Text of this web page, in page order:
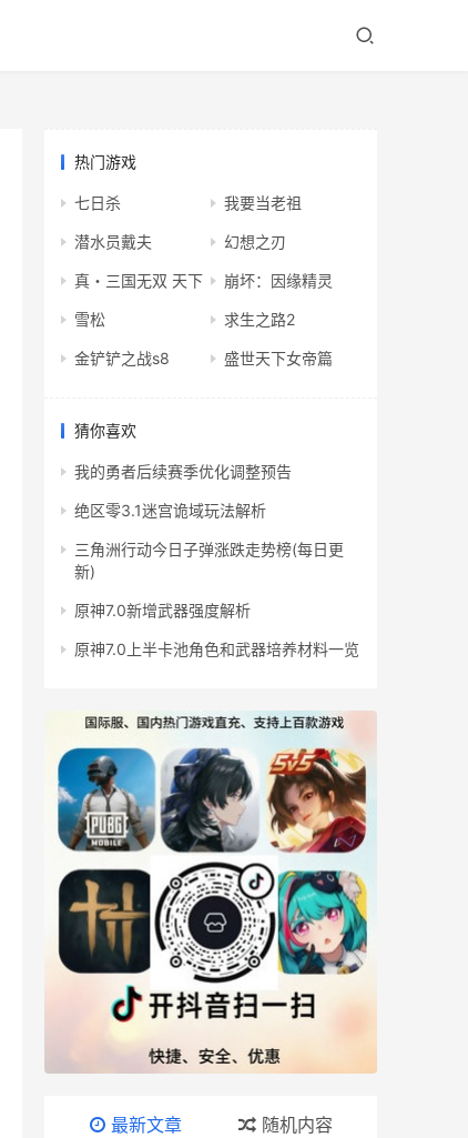
热门游戏
七日杀 我要当老祖
潜水员戴夫 幻想之刃
真・三国无双 天下 崩坏：因缘精灵
雪松 求生之路2
金铲铲之战s8 盛世天下女帝篇
猜你喜欢
我的勇者后续赛季优化调整预告
绝区零3.1迷宫诡域玩法解析
三角洲行动今日子弹涨跌走势榜(每日更
新)
原神7.0新增武器强度解析
原神7.0上半卡池角色和武器培养材料一览
最新文章 随机内容